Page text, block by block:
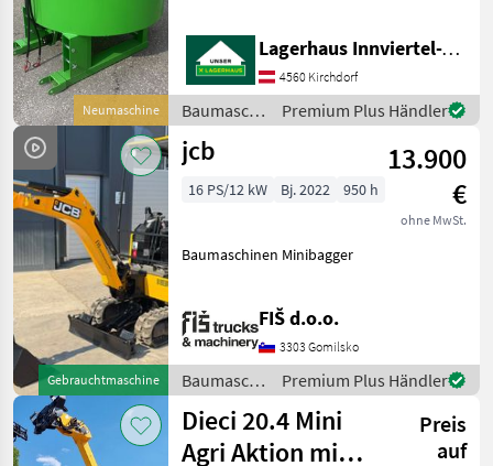
Neumaschine
Stapleraufnahme -
Auslaufschieber hinten und
rechts - Auslaufrutsche -
Sackaufreißer
Lagerhaus Innviertel-Traunviertel-Urfahr eGen, Kirchdorf
4560 Kirchdorf
Baumaschinen
/ Sonstige
Premium Plus Händler
Gebrauchtmaschine
jcb
13.900
€
ohne MwSt.
16 PS/12 kW Bj. 2022 950 h
Baumaschinen Minibagger
FIŠ d.o.o.
3303 Gomilsko
Baumaschinen
/ JCB
Premium Plus Händler
Dieci 20.4 Mini
Agri Aktion mit
Preis
auf